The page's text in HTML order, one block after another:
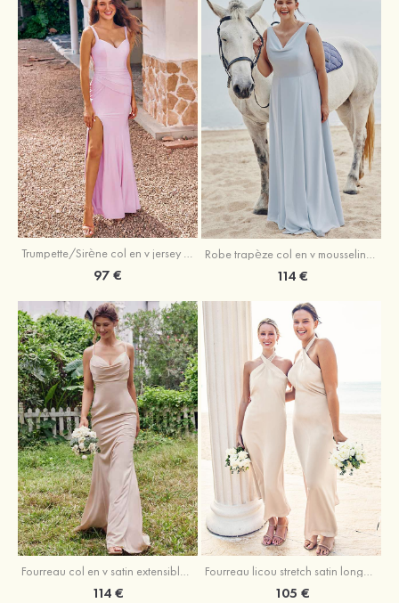
Trumpette/Sirène col en v jersey ras du sol robe de demoiselle d'honneur
97 € 114 €
Fourreau col en v satin extensible ras du sol robe de demoiselle d'honneur
114 €
Fourreau licou stretch satin longueur cheville robe de demoiselle d'honneur
105 €